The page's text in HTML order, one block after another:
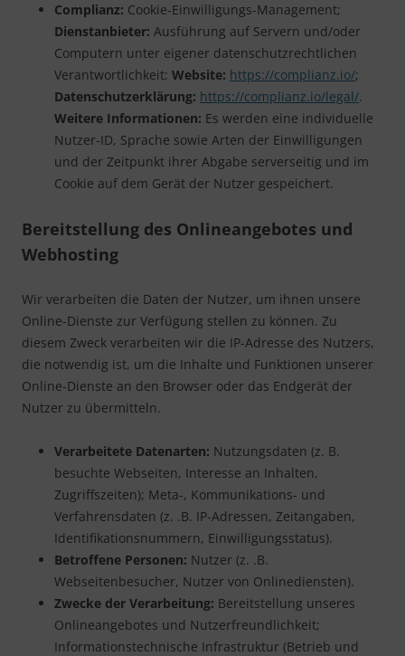
Complianz: Cookie-Einwilligungs-Management;
Dienstanbieter: Ausführung auf Servern und/oder
Computern unter eigener datenschutzrechtlichen
Verantwortlichkeit; Website: https://complianz.io/;
Datenschutzerklärung: https://complianz.io/legal/.
Weitere Informationen: Es werden eine individuelle
Nutzer-ID, Sprache sowie Arten der Einwilligungen
und der Zeitpunkt ihrer Abgabe serverseitig und im
Cookie auf dem Gerät der Nutzer gespeichert.
Bereitstellung des Onlineangebotes und
Webhosting
Wir verarbeiten die Daten der Nutzer, um ihnen unsere
Online-Dienste zur Verfügung stellen zu können. Zu
diesem Zweck verarbeiten wir die IP-Adresse des Nutzers,
die notwendig ist, um die Inhalte und Funktionen unserer
Online-Dienste an den Browser oder das Endgerät der
Nutzer zu übermitteln.
Verarbeitete Datenarten: Nutzungsdaten (z. B.
besuchte Webseiten, Interesse an Inhalten,
Zugriffszeiten); Meta-, Kommunikations- und
Verfahrensdaten (z. .B. IP-Adressen, Zeitangaben,
Identifikationsnummern, Einwilligungsstatus).
Betroffene Personen: Nutzer (z. .B.
Webseitenbesucher, Nutzer von Onlinediensten).
Zwecke der Verarbeitung: Bereitstellung unseres
Onlineangebotes und Nutzerfreundlichkeit;
Informationstechnische Infrastruktur (Betrieb und